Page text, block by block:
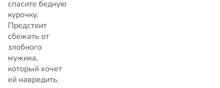
спасите бедную
курочку.
Предстоит
сбежать от
злобного
мужика,
который хочет
ей навредить.